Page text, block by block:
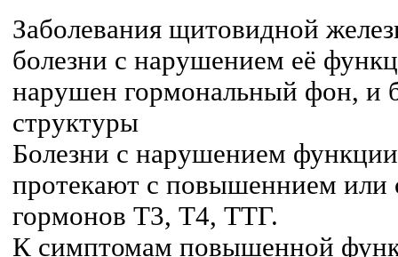
Заболевания щитовидной
болезни с нарушением её
нарушен гормональный фон, и
структуры
Болезни с нарушением
протекают с повышеннием или
гормонов Т3, Т4, ТТГ.
К симптомам повышенной